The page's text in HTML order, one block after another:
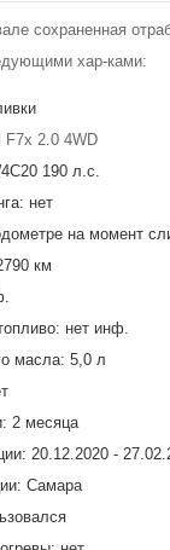
сохраненная
хар-ками:
F7x 2.0 4WD
190 л.с.
нет
на момент
км
нет инф.
масла: 5,0 л
2 месяца
20.12.2020 -
Самара